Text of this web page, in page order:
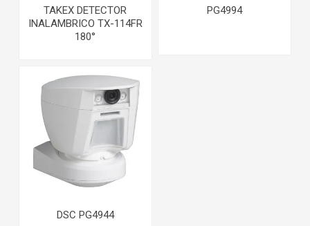
TAKEX DETECTOR
INALAMBRICO TX-114FR
180°
PG4994
DSC PG4944